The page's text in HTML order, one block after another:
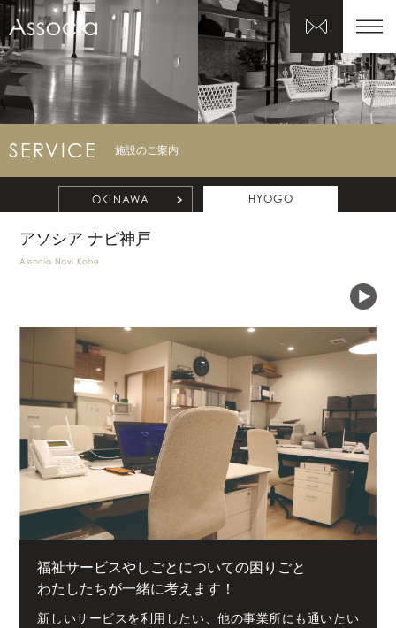
SERVICE 施設のご案内
OKINAWA HYOGO
アソシア ナビ神戸
Associa Navi Kobe
福祉サービスやしごとについての困りごと
わたしたちが一緒に考えます！
新しいサービスを利用したい、他の事業所にも通いたい